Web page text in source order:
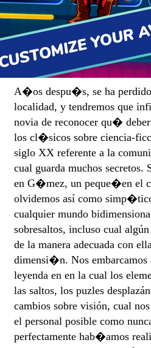
A�os despu�s, se ha
localidad, y tendremos que
novia de reconocer qu�
los cl�sicos sobre ciencia-
siglo XX referente a la
cual guarda muchos secretos.
en G�mez, un peque�en el
olvidemos así­ como
cualquier mundo
sobresaltos, incluso cual
de la manera adecuada con
dimensi�n. Nos
leyenda en en la cual los
las saltos, los puzles
cambios sobre visión, cual
el personal posible como
perfectamente hab�amos